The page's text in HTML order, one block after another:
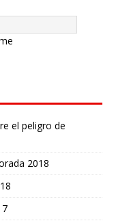
el peligro de
2018